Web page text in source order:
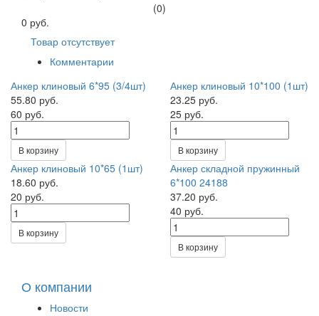
(0)
0 руб.
Товар отсутствует
Комментарии
Анкер клиновый 6*95 (3/4шт)
55.80 руб.
60 руб.
В корзину
Анкер клиновый 10*100 (1шт)
23.25 руб.
25 руб.
В корзину
Анкер клиновый 10*65 (1шт)
18.60 руб.
20 руб.
В корзину
Анкер складной пружинный
6*100 24188
37.20 руб.
40 руб.
В корзину
О компании
Новости